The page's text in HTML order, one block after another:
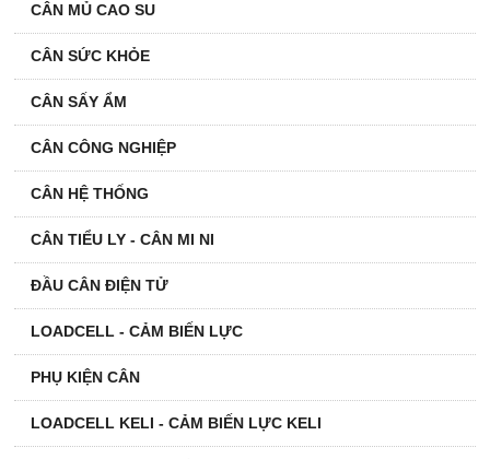
CÂN MỦ CAO SU
CÂN SỨC KHỎE
CÂN SẤY ẨM
CÂN CÔNG NGHIỆP
CÂN HỆ THỐNG
CÂN TIỂU LY - CÂN MI NI
ĐẦU CÂN ĐIỆN TỬ
LOADCELL - CẢM BIẾN LỰC
PHỤ KIỆN CÂN
LOADCELL KELI - CẢM BIẾN LỰC KELI